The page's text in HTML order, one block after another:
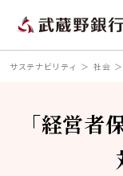
サステナビリティ 社会
「経営者